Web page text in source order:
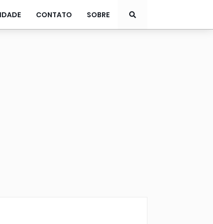
CONTATO SOBRE